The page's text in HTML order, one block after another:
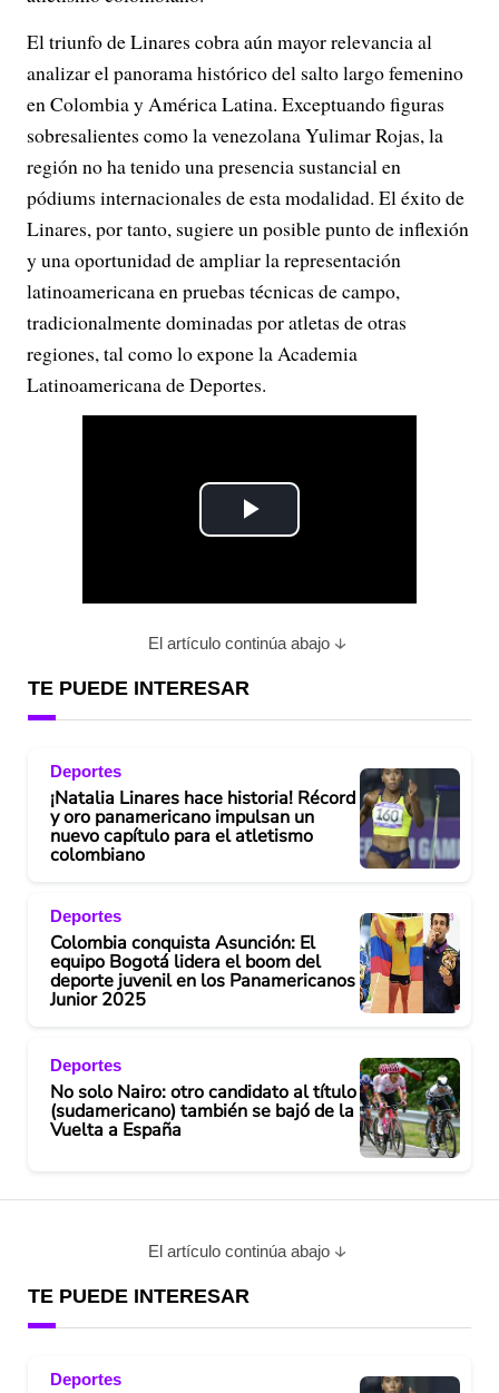
El triunfo de Linares cobra aún mayor relevancia al
analizar el panorama histórico del salto largo femenino
en Colombia y América Latina. Exceptuando figuras
sobresalientes como la venezolana Yulimar Rojas, la
región no ha tenido una presencia sustancial en
pódiums internacionales de esta modalidad. El éxito de
Linares, por tanto, sugiere un posible punto de inflexión
y una oportunidad de ampliar la representación
latinoamericana en pruebas técnicas de campo,
tradicionalmente dominadas por atletas de otras
regiones, tal como lo expone la Academia
Latinoamericana de Deportes.
P
a
i
d
o
El artículo continúa abajo
TE PUEDE INTERESAR
Deportes
¡Natalia Linares hace historia! Récord
y oro panamericano impulsan un
nuevo capítulo para el atletismo
colombiano
Deportes
Colombia conquista Asunción: El
equipo Bogotá lidera el boom del
deporte juvenil en los Panamericanos
Junior 2025
Deportes
No solo Nairo: otro candidato al título
(sudamericano) también se bajó de la
Vuelta a España
El artículo continúa abajo
TE PUEDE INTERESAR
Deportes